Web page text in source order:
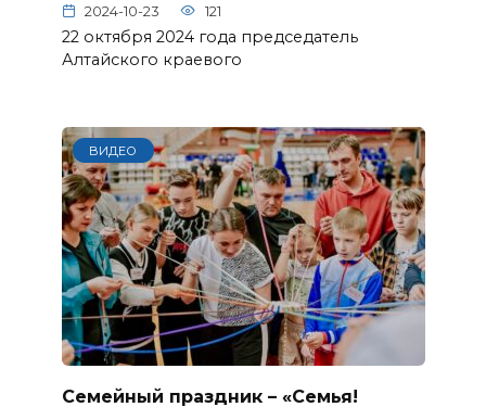
2024-10-23 121
22 октября 2024 года председатель
Алтайского краевого
ВИДЕО
Семейный праздник – «Семья!